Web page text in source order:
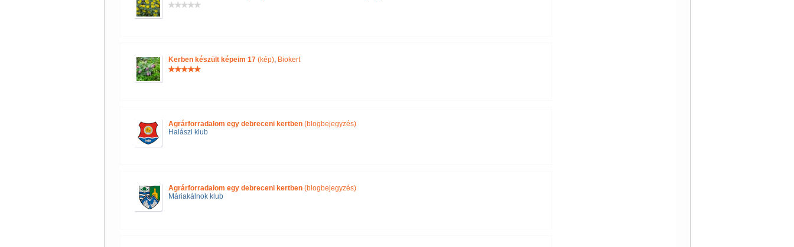
Kerben készült képeim 17(kép), Biokert
Agrárforradalom egy debreceni kertben(blogbejegyzés)
Halászi klub
Agrárforradalom egy debreceni kertben(blogbejegyzés)
Máriakálnok klub